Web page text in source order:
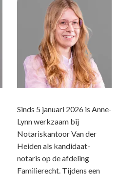
Sinds 5 januari 2026 is Anne-
Lynn werkzaam bij
Notariskantoor Van der
Heiden als kandidaat-
notaris op de afdeling
Familierecht. Tijdens een